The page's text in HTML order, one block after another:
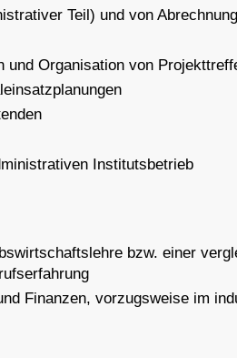
Teil) und von
Organisation von
Institutsbetrieb
bzw. einer
Finanzen, vorzugsweise im